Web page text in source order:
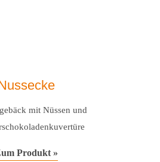
mit Nüssen und
Produkt »